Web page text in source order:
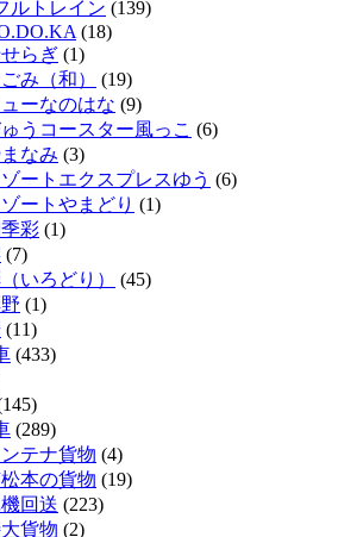
ルトレイン (139)
(18)
らぎ (1)
み（和）
(19)
ーなのはな (9)
うコースター風っこ (6)
なみ (3)
ゾートエクスプレスゆう (6)
ゾートやまどり (1)
季彩 (1)
(7)
いろどり）
(45)
(1)
(11)
(433)
(289)
テナ貨物 (4)
本の貨物 (19)
回送 (223)
貨物 (2)